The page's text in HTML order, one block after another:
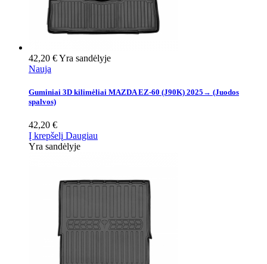
42,20 €Yra sandėlyje
Nauja
Guminiai 3D kilimėliai MAZDA EZ-60 (J90K) 2025→ (Juodos
spalvos)
42,20 €
Į krepšelį Daugiau
Yra sandėlyje